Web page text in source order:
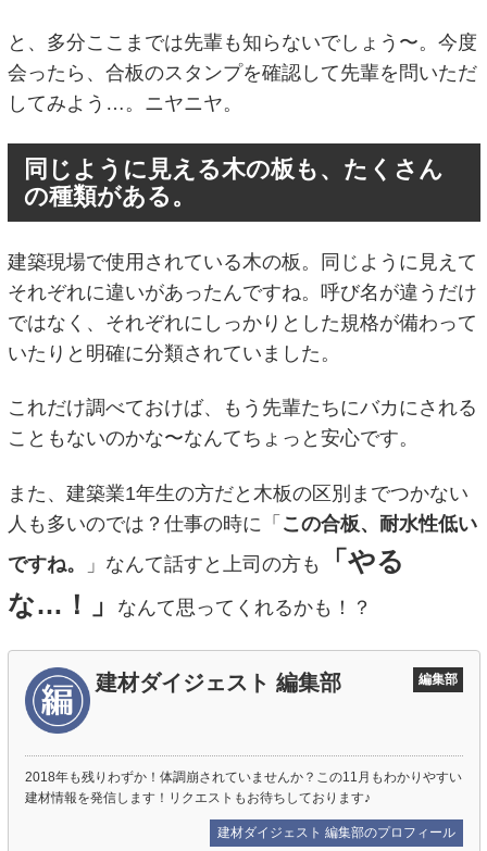
と、多分ここまでは先輩も知らないでしょう〜。今度
会ったら、合板のスタンプを確認して先輩を問いただ
してみよう…。ニヤニヤ。
同じように見える木の板も、たくさん
の種類がある。
建築現場で使用されている木の板。同じように見えて
それぞれに違いがあったんですね。呼び名が違うだけ
ではなく、それぞれにしっかりとした規格が備わって
いたりと明確に分類されていました。
これだけ調べておけば、もう先輩たちにバカにされる
こともないのかな〜なんてちょっと安心です。
また、建築業1年生の方だと木板の区別までつかない
人も多いのでは？仕事の時に「 この合板、耐水性低い
ですね。
」なんて話すと上司の方も
「やる
な…！」
なんて思ってくれるかも！？
建材ダイジェスト 編集部 編集部
2018年も残りわずか！体調崩されていませんか？この11月もわかりやすい
建材情報を発信します！リクエストもお待ちしております♪
建材ダイジェスト 編集部のプロフィール